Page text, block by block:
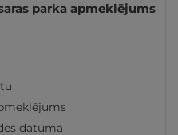
parka apmeklējums
datuma